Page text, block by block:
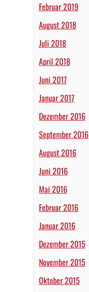
Februar 2019
August 2018
Juli 2018
April 2018
Juni 2017
Januar 2017
Dezember 2016
September 2016
August 2016
Juni 2016
Mai 2016
Februar 2016
Januar 2016
Dezember 2015
November 2015
Oktober 2015